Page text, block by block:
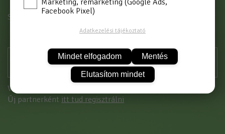
SZÍN
Vásárláshoz kérjük jelentkezzen be!
Új partnerként itt tud regisztrálni
Facebook Pixel)
Adatkezelési tájékoztató
Mindet elfogadom Mentés
Elutasítom mindet